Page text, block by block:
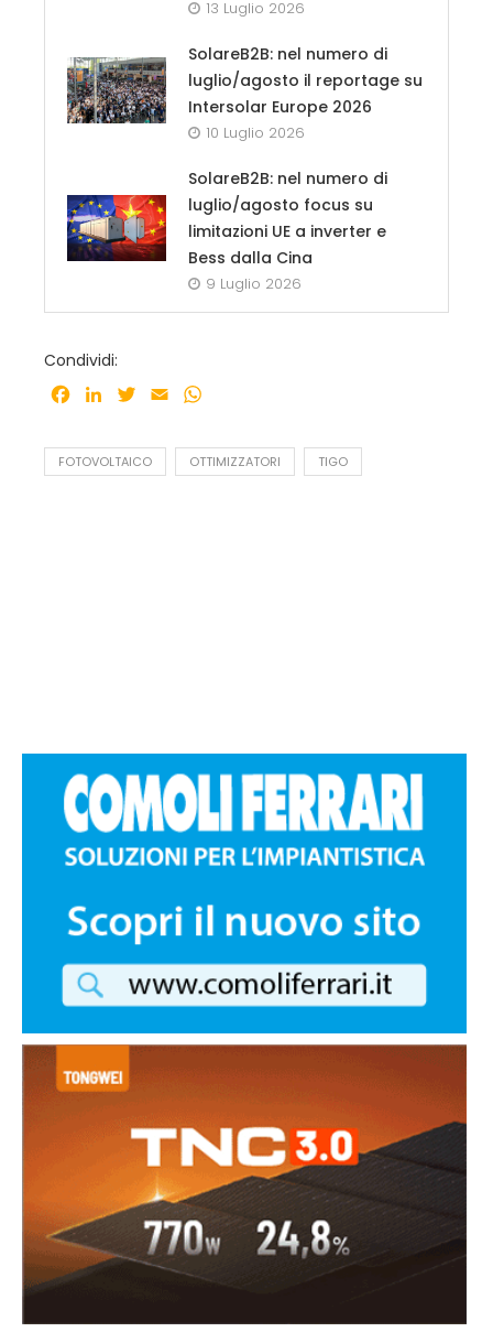
13 Luglio 2026
SolareB2B: nel numero di
luglio/agosto il reportage su
Intersolar Europe 2026
10 Luglio 2026
SolareB2B: nel numero di
luglio/agosto focus su
limitazioni UE a inverter e
Bess dalla Cina
9 Luglio 2026
Condividi:
Facebook
LinkedInTwitter
Email
FOTOVOLTAICO OTTIMIZZATORI TIGO